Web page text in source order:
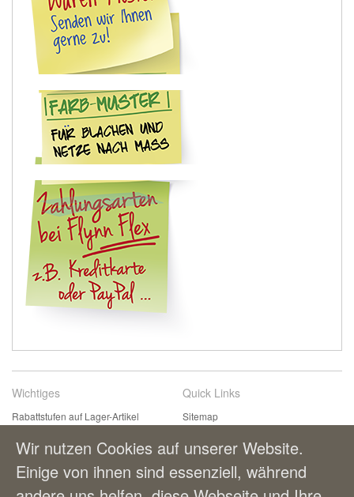
Wichtiges
Rabattstufen auf Lager-Artikel
Einfach & bequem bestellen
Zahlungsmöglichkeiten
Lieferung und Versandkosten
Quick Links
Sitemap
Erweiterte Suche
Wir nutzen Cookies auf unserer Website.
Einige von ihnen sind essenziell, während